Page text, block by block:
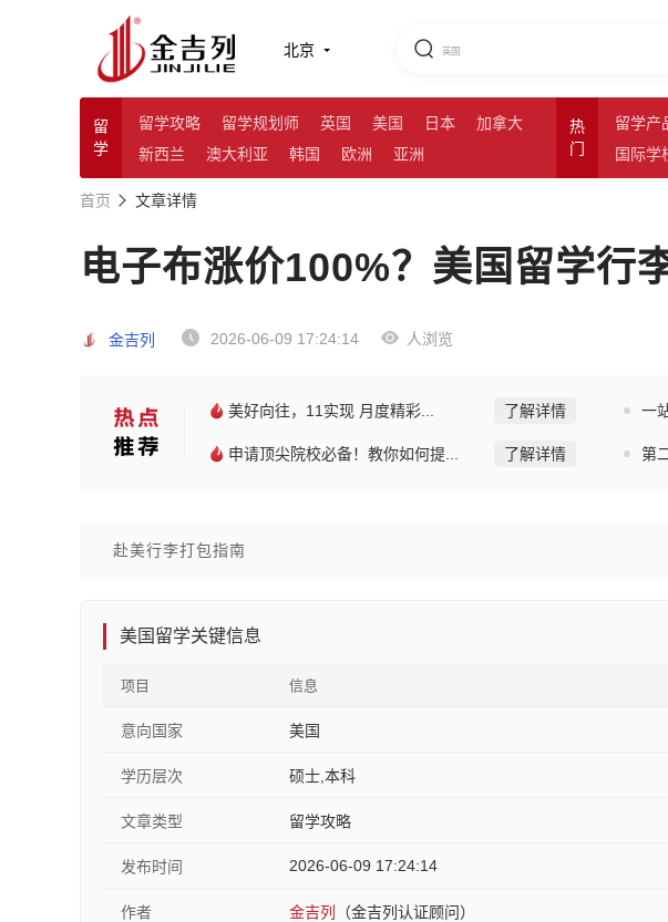
北京
留
学
留学攻略 留学规划师 英国 美国 日本
加拿大
新西兰
澳大利亚 韩国 欧洲 亚洲
热
门
留学产
国际学
首页 文章详情
电子布涨价100%？美国留学行
金吉列 2026-06-09 17:24:14 人浏览
美好向往，11实现 月度精彩... 了解详情 一
申请顶尖院校必备！教你如何提... 了解详情 第
赴美行李打包指南
美国留学关键信息
项目 信息
意向国家 美国
学历层次 硕士,本科
文章类型 留学攻略
发布时间 2026-06-09 17:24:14
作者 金吉列 （金吉列认证顾问）